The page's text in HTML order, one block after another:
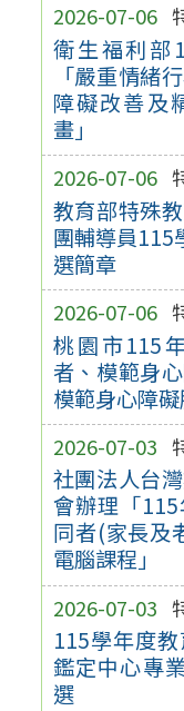
2026-07-06
衛生福利部
「嚴重情緒
障礙改善及
畫」
2026-07-06
教育部特殊
團輔導員115
選簡章
2026-07-06
桃園市115
者、模範身
模範身心障
2026-07-03
社團法人台
會辦理「
同者(家長及
電腦課程」
2026-07-03
115學年度
鑑定中心專
選